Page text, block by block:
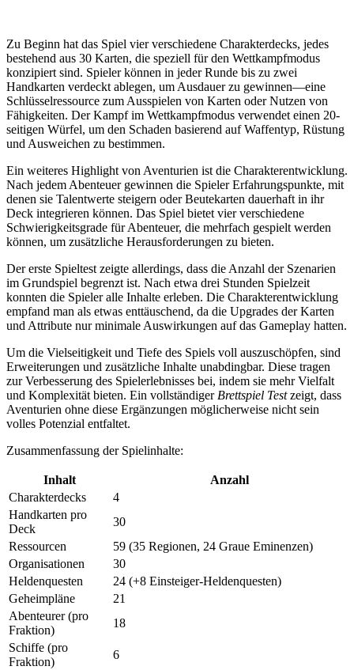
Zu Beginn hat das Spiel vier verschiedene Charakterdecks, jedes
bestehend aus 30 Karten, die speziell für den Wettkampfmodus
konzipiert sind. Spieler können in jeder Runde bis zu zwei
Handkarten verdeckt ablegen, um Ausdauer zu gewinnen—eine
Schlüsselressource zum Ausspielen von Karten oder Nutzen von
Fähigkeiten. Der Kampf im Wettkampfmodus verwendet einen 20-
seitigen Würfel, um den Schaden basierend auf Waffentyp, Rüstung
und Ausweichen zu bestimmen.
Ein weiteres Highlight von Aventurien ist die Charakterentwicklung.
Nach jedem Abenteuer gewinnen die Spieler Erfahrungspunkte, mit
denen sie Talentwerte steigern oder Beutekarten dauerhaft in ihr
Deck integrieren können. Das Spiel bietet vier verschiedene
Schwierigkeitsgrade für Abenteuer, die mehrfach gespielt werden
können, um zusätzliche Herausforderungen zu bieten.
Der erste Spieltest zeigte allerdings, dass die Anzahl der Szenarien
im Grundspiel begrenzt ist. Nach etwa drei Stunden Spielzeit
konnten die Spieler alle Inhalte erleben. Die Charakterentwicklung
empfand man als etwas enttäuschend, da die Upgrades der Karten
und Attribute nur minimale Auswirkungen auf das Gameplay hatten.
Um die Vielseitigkeit und Tiefe des Spiels voll auszuschöpfen, sind
Erweiterungen und zusätzliche Inhalte unabdingbar. Diese tragen
zur Verbesserung des Spielerlebnisses bei, indem sie mehr Vielfalt
und Komplexität bieten. Ein vollständiger Brettspiel Testzeigt, dass
Aventurien ohne diese Ergänzungen möglicherweise nicht sein
volles Potenzial entfaltet.
Zusammenfassung der Spielinhalte:
Inhalt
Anzahl
Charakterdecks
4
Handkarten pro
Deck
30
Ressourcen
59 (35 Regionen, 24 Graue Eminenzen)
Organisationen
30
Heldenquesten
24 (+8 Einsteiger-Heldenquesten)
Geheimpläne
21
Abenteurer (pro
Fraktion)
18
Schiffe (pro
Fraktion)
6